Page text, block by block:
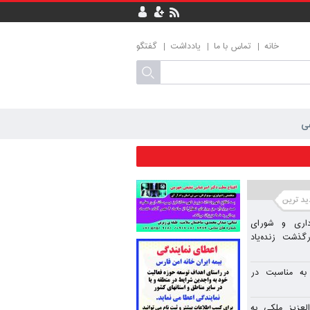
خانه تماس با ما یادداشت گفتگو
و شورای
زنده‌یاد
به مناسبت در